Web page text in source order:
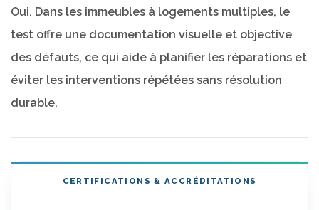
Oui. Dans les immeubles à logements multiples, le
test offre une documentation visuelle et objective
des défauts, ce qui aide à planifier les réparations et
éviter les interventions répétées sans résolution
durable.
CERTIFICATIONS & ACCRÉDITATIONS